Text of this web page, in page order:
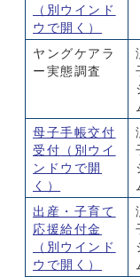
（別ウインド
ウで開く）
ヤングケアラ
ー実態調査
母子手帳交付
受付 （別ウイ
ンドウで開
く）
出産・子育て
応援給付金
（別ウインド
ウで開く）